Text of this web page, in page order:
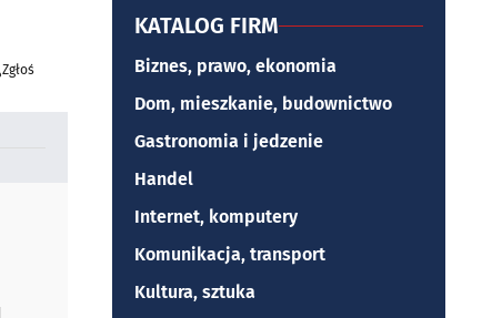
Zgłoś
KATALOG FIRM
Biznes, prawo, ekonomia
Dom, mieszkanie, budownictwo
Gastronomia i jedzenie
Handel
Internet, komputery
Komunikacja, transport
Kultura, sztuka